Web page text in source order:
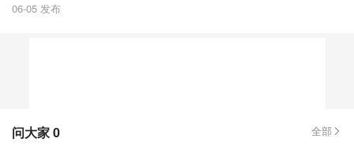
06-05 发布
问大家0 全部